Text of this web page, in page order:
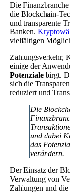
Die
die Blockchain-
und transparente
Banken.
vielfältigen
Zahlungsverkehr,
einige der
Potenziale birgt.
sich die
reduziert und
Die
und dabei
das
verändern.
Der Einsatz der
Verwaltung von
Zahlungen und